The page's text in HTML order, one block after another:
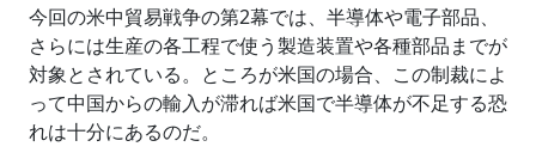
今回の米中貿易戦争の第2幕では、半導体や電子部品、
さらには生産の各工程で使う製造装置や各種部品までが
対象とされている。ところが米国の場合、この制裁によ
って中国からの輸入が滞れば米国で半導体が不足する恐
れは十分にあるのだ。